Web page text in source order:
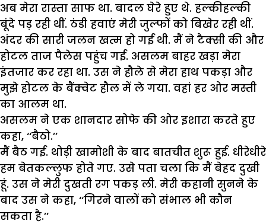
अब मेरा रास्ता साफ था. बादल घेरे हुए थे. हल्कीहल्की
बूंदे पड़ रही थीं. ठंडी हवाएं मेरी जुल्फों को बिखेर रही थीं.
अंदर की सारी जलन खत्म हो गई थी. मैं ने टैक्सी की और
होटल ताज पैलेस पहुंच गई. असलम बाहर खड़ा मेरा
इंतजार कर रहा था. उस ने हौले से मेरा हाथ पकड़ा और
मुझे होटल के बैंक्वेट हौल में ले गया. वहां हर ओर मस्ती
का आलम था.
असलम ने एक शानदार सोफे की ओर इशारा करते हुए
कहा, ‘‘बैठो.’’
मैं बैठ गई. थोड़ी खामोशी के बाद बातचीत शुरू हुई. धीरेधीरे
हम बेतकल्लुफ होते गए. उसे पता चला कि मैं बेहद दुखी
हूं. उस ने मेरी दुखती रग पकड़ ली. मेरी कहानी सुनने के
बाद उस ने कहा, ‘‘गिरने वालों को संभाल भी कौन
सकता है.’’